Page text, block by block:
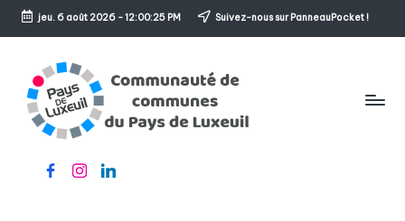
Skip
content
jeu. 6 août 2026-12:00:25 PM Suivez-nous sur PanneauPocket !
sensFacebookInstagramLinkedin